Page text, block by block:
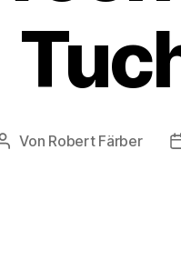
Beitragsautor
Von Robert Färber